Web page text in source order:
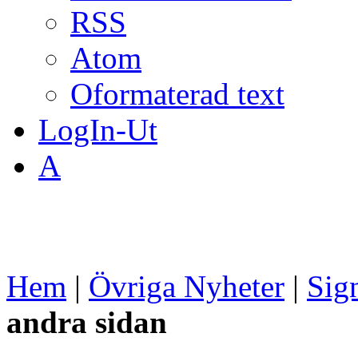
RSS
Atom
Oformaterad text
LogIn-Ut
A
Hem | Övriga Nyheter |
andra sidan